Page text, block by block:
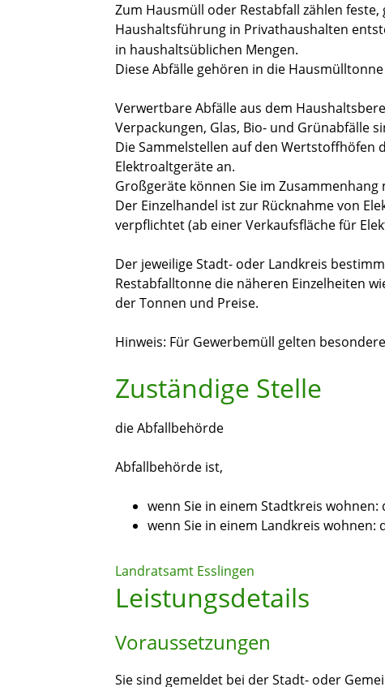
Zum Hausmüll oder Restabfall zählen
Haushaltsführung in Privathaushalten
in haushaltsüblichen Mengen.
Diese Abfälle gehören in die
Verwertbare Abfälle aus dem
Verpackungen, Glas, Bio- und Grünabfälle
Die Sammelstellen auf den Wertstoffhöfen
Elektroaltgeräte an.
Großgeräte können Sie im
Der Einzelhandel ist zur Rücknahme von
verpflichtet (ab einer Verkaufsfläche für
Der jeweilige Stadt- oder Landkreis
Restabfalltonne die näheren Einzelheiten
der Tonnen und Preise.
Hinweis: Für Gewerbemüll gelten
Zuständige Stelle
die Abfallbehörde
Abfallbehörde ist,
wenn Sie in einem Stadtkreis
wenn Sie in einem Landkreis wohnen:
Landratsamt Esslingen
Leistungsdetails
Voraussetzungen
Sie sind gemeldet bei der Stadt- oder